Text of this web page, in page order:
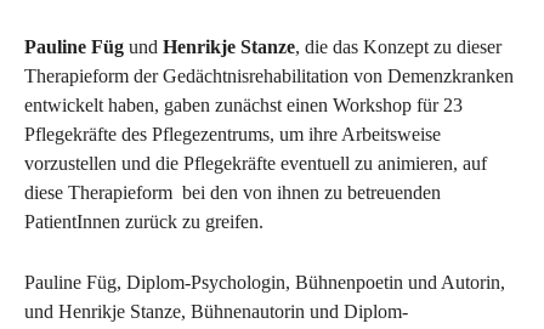
Pauline Füg und Henrikje Stanze, die das Konzept zu dieser
Therapieform der Gedächtnisrehabilitation von Demenzkranken
entwickelt haben, gaben zunächst einen Workshop für 23
Pflegekräfte des Pflegezentrums, um ihre Arbeitsweise
vorzustellen und die Pflegekräfte eventuell zu animieren, auf
diese Therapieform bei den von ihnen zu betreuenden
PatientInnen zurück zu greifen.
Pauline Füg, Diplom-Psychologin, Bühnenpoetin und Autorin,
und Henrikje Stanze, Bühnenautorin und Diplom-